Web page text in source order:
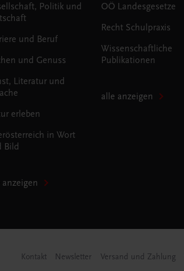
Politik und
und Beruf
und Genuss
Literatur und
erleben
in Wort
Bild
anzeigen
OÖ Landesgesetze
Recht Schulpraxis
Wissenschaftliche
Publikationen
alle anzeigen
Kontakt Newsletter Versand und Zahlung